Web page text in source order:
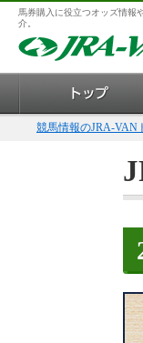
馬券購入に役立つオッズ情報
介。
競馬情報のJRA-VAN